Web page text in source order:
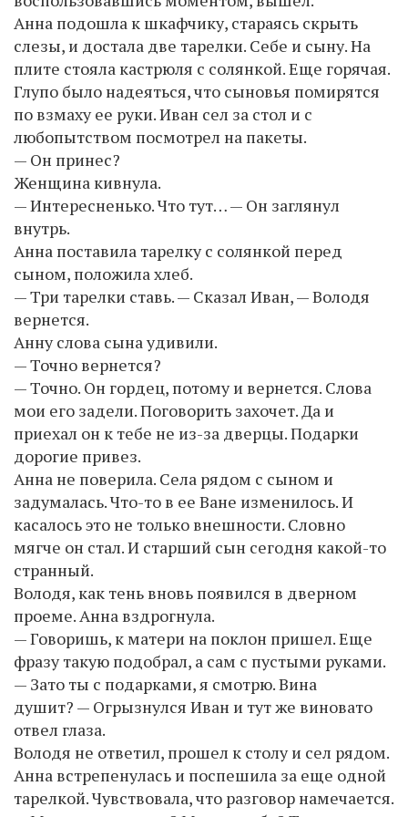
Анна подошла к шкафчику, стараясь скрыть
слезы, и достала две тарелки. Себе и сыну. На
плите стояла кастрюля с солянкой. Еще горячая.
Глупо было надеяться, что сыновья помирятся
по взмаху ее руки. Иван сел за стол и с
любопытством посмотрел на пакеты.
— Он принес?
Женщина кивнула.
— Интересненько. Что тут… — Он заглянул
внутрь.
Анна поставила тарелку с солянкой перед
сыном, положила хлеб.
— Три тарелки ставь. — Сказал Иван, — Володя
вернется.
Анну слова сына удивили.
— Точно вернется?
— Точно. Он гордец, потому и вернется. Слова
мои его задели. Поговорить захочет. Да и
приехал он к тебе не из-за дверцы. Подарки
дорогие привез.
Анна не поверила. Села рядом с сыном и
задумалась. Что-то в ее Ване изменилось. И
касалось это не только внешности. Словно
мягче он стал. И старший сын сегодня какой-то
странный.
Володя, как тень вновь появился в дверном
проеме. Анна вздрогнула.
— Говоришь, к матери на поклон пришел. Еще
фразу такую подобрал, а сам с пустыми руками.
— Зато ты с подарками, я смотрю. Вина
душит? — Огрызнулся Иван и тут же виновато
отвел глаза.
Володя не ответил, прошел к столу и сел рядом.
Анна встрепенулась и поспешила за еще одной
тарелкой. Чувствовала, что разговор намечается.